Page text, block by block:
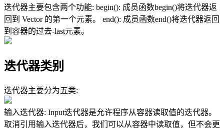
迭代器主要包含两个功能: begin(): 成员函数begin()将迭代器返
回到 Vector 的第一个元素。 end(): 成员函数end()将迭代器返回
到容器的过去-last元素。
迭代器类别
迭代器主要分为五类:
输入迭代器: Input迭代器是允许程序从容器读取值的迭代器。
取消引用输入迭代器后，我们可以从容器中读取值，但不会更